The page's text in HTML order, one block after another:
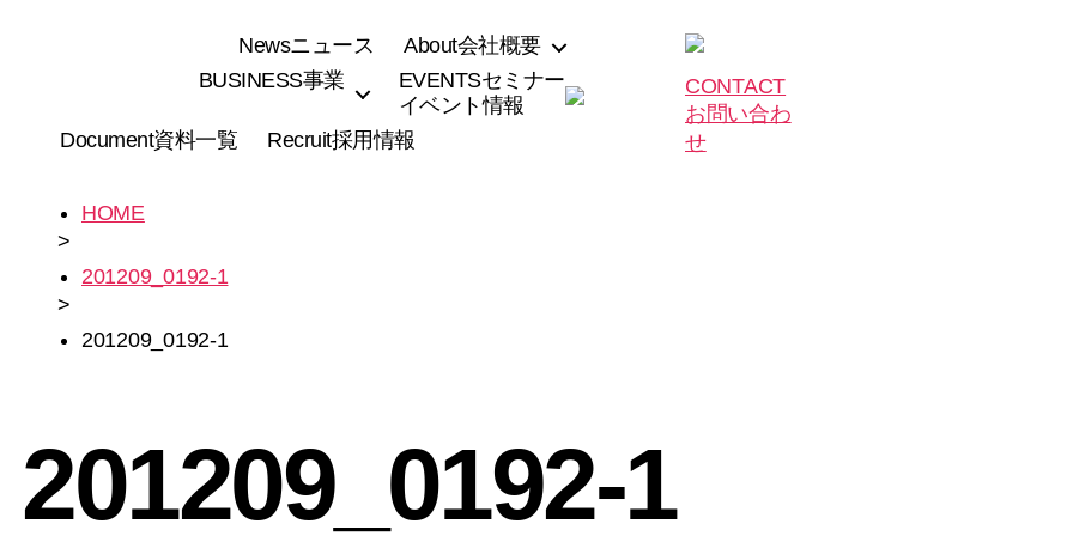
Newsニュース About会社概要
BUSINESS事業 EVENTSセミナー
イベント情報
Document資料一覧 Recruit採用情報
CONTACT
お問い合わ
せ
HOME
>
201209_0192-1
>
201209_0192-1
201209_0192-1